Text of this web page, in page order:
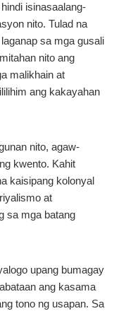
isinasaalang-
nito. Tulad na
sa mga gusali
nito ang
malikhain at
ang kakayahan
nito, agaw-
kwento. Kahit
kaisipang kolonyal
at
sa mga batang
upang bumagay
ang kasama
tono ng usapan. Sa